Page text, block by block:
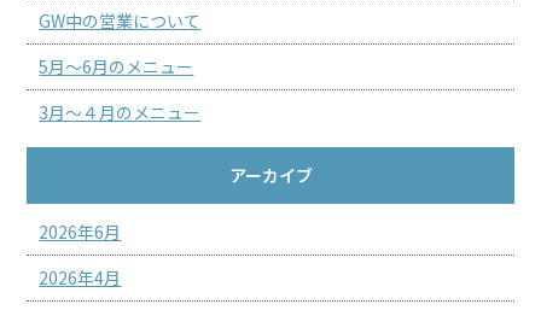
GW中の営業について
5月～6月のメニュー
3月～４月のメニュー
アーカイブ
2026年6月
2026年4月